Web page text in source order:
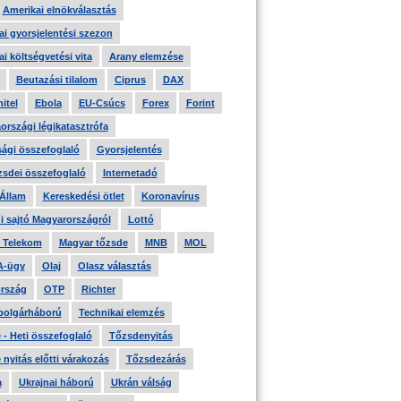
Amerikai elnökválasztás
gyorsjelentési szezon
költségvetési vita Arany elemzése
Beutazási tilalom Ciprus DAX
Ebola EU-Csúcs Forex Forint
légikatasztrófa
összefoglaló Gyorsjelentés
összefoglaló Internetadó
Kereskedési ötlet Koronavírus
sajtó Magyarországról Lottó
Telekom Magyar tőzsde MNB MOL
ügy Olaj Olasz választás
OTP Richter
Technikai elemzés
- Heti összefoglaló Tőzsdenyitás
nyitás előtti várakozás Tőzsdezárás
Ukrajnai háború Ukrán válság